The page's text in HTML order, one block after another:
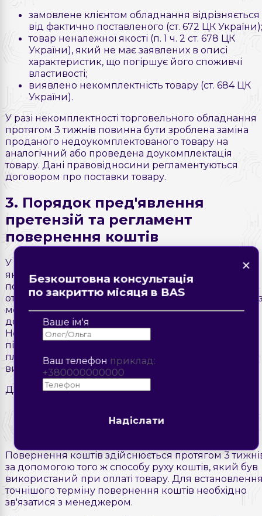
Форма зворотнього зв'язку
Надіслати
Замовте дзвінок
Надіслати
замовлене клієнтом обладнання відрізняється
від фактично поставленого (ст. 672 ЦК України);
товар неналежної якості (п. 1 ч. 2 ст. 678 ЦК
України), який не має заявлених в описі
характеристик, що погіршує його споживчі
властивості;
виявлено некомплектність товару (ст. 684 ЦК
України).
У разі некомплектності торговельного обладнання
протягом 3 тижнів повинна бути зроблена заміна
проданого недоукомплектованого товару на
аналогічний або проведена доукомплектація
товару. Дані правовідносини регламентуються
договором про поставки товару.
3. Порядок пред'явлення
претензій та регламент
повернення коштів
У разі виявлення невідповідності кількості та/або
якості товару, покупець зобов'язаний повідомити
постачальника про це безпосередньо в момент
отримання товару. Для цього необхідно зв'язатися
менеджером обслуговуючого офісу та
дотримуватися його подальших інструкцій.
Необхідно мати при собі документи, що
підтверджують приймання та оплату товару –
платіжне доручення, акт приймання/передачі або
видаткова накладна.
Для оформлення повернення коштів слід:
заповнити надану менеджером форму
Повернення коштів здійснюється протягом 3
за допомогою того ж способу руху коштів, який був
використаний при оплаті товару. Для
точнішого терміну повернення коштів необхідно
зв'язатися з менеджером.
сторінці?
×
Опис помилки
Надіслати
×
Безкоштовна консультація
по закриттю місяця в BAS
Ваше ім'я
Ваш телефон приклад:
+380000000000
Надіслати